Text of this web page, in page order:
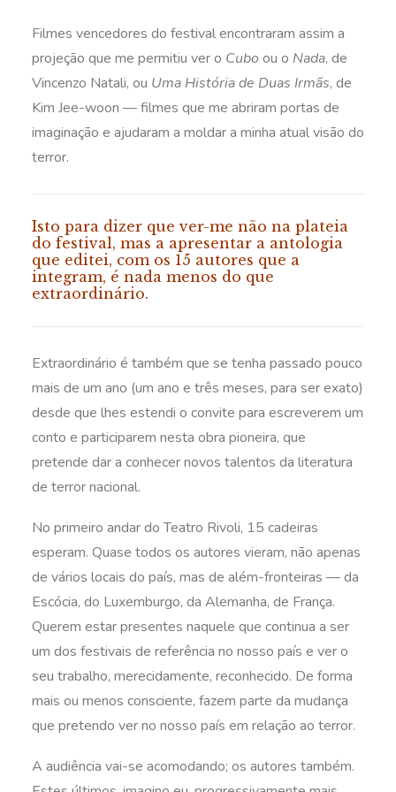
Filmes vencedores do festival encontraram assim a
projeção que me permitiu ver o Cubo ou o Nada, de
Vincenzo Natali, ou Uma História de Duas Irmãs, de
Kim Jee-woon — filmes que me abriram portas de
imaginação e ajudaram a moldar a minha atual visão do
terror.
Isto para dizer que ver-me não na plateia
do festival, mas a apresentar a antologia
que editei, com os 15 autores que a
integram, é nada menos do que
extraordinário.
Extraordinário é também que se tenha passado pouco
mais de um ano (um ano e três meses, para ser exato)
desde que lhes estendi o convite para escreverem um
conto e participarem nesta obra pioneira, que
pretende dar a conhecer novos talentos da literatura
de terror nacional.
No primeiro andar do Teatro Rivoli, 15 cadeiras
esperam. Quase todos os autores vieram, não apenas
de vários locais do país, mas de além-fronteiras — da
Escócia, do Luxemburgo, da Alemanha, de França.
Querem estar presentes naquele que continua a ser
um dos festivais de referência no nosso país e ver o
seu trabalho, merecidamente, reconhecido. De forma
mais ou menos consciente, fazem parte da mudança
que pretendo ver no nosso país em relação ao terror.
A audiência vai-se acomodando; os autores também.